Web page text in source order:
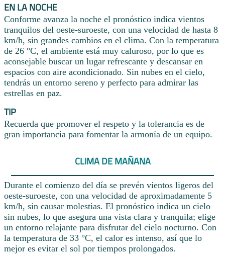
EN LA NOCHE
Conforme avanza la noche el pronóstico indica vientos
tranquilos del oeste-suroeste, con una velocidad de hasta 8
km/h, sin grandes cambios en el clima. Con la temperatura
de 26 °C, el ambiente está muy caluroso, por lo que es
aconsejable buscar un lugar refrescante y descansar en
espacios con aire acondicionado. Sin nubes en el cielo,
tendrás un entorno sereno y perfecto para admirar las
estrellas en paz.
TIP
Recuerda que promover el respeto y la tolerancia es de
gran importancia para fomentar la armonía de un equipo.
CLIMA DE MAÑANA
Durante el comienzo del día se prevén vientos ligeros del
oeste-suroeste, con una velocidad de aproximadamente 5
km/h, sin causar molestias. El pronóstico indica un cielo
sin nubes, lo que asegura una vista clara y tranquila; elige
un entorno relajante para disfrutar del cielo nocturno. Con
la temperatura de 33 °C, el calor es intenso, así que lo
mejor es evitar el sol por tiempos prolongados.